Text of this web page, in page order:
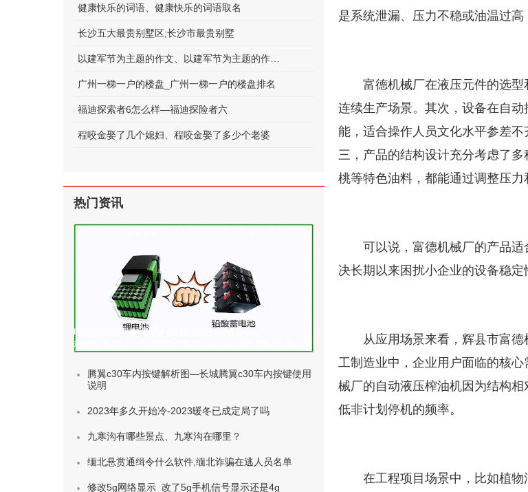
是系统泄漏、压力不稳或油温过高
富德机械厂在液压元件的选
连续生产场景。其次，设备在自
能，适合操作人员文化水平参差
三，产品的结构设计充分考虑了
桃等特色油料，都能通过调整压力
可以说，富德机械厂的产品
决长期以来困扰小企业的设备稳定
从应用场景来看，辉县市富
工制造业中，企业用户面临的核
械厂的自动液压榨油机因为结构
低非计划停机的频率。
在工程项目场景中，比如植
健康快乐的词语、健康快乐的词语取名
长沙五大最贵别墅区;长沙市最贵别墅
广州一梯一户的楼盘_广州一梯一户的楼盘排名
福迪探索者6怎么样—福迪探险者六
程咬金娶了几个媳妇、程咬金娶了多少个老婆
热门资讯
电动车电池的种类及标准(电动车 电池
种类)
腾翼c30车内按键解析图—长城腾翼c30车内按键使用
说明
2023年多久开始冷-2023暖冬已成定局了吗
九寒沟有哪些景点、九寒沟在哪里？
缅北悬赏通缉令什么软件,缅北诈骗在逃人员名单
修改5g网络显示_改了5g手机信号显示还是4g